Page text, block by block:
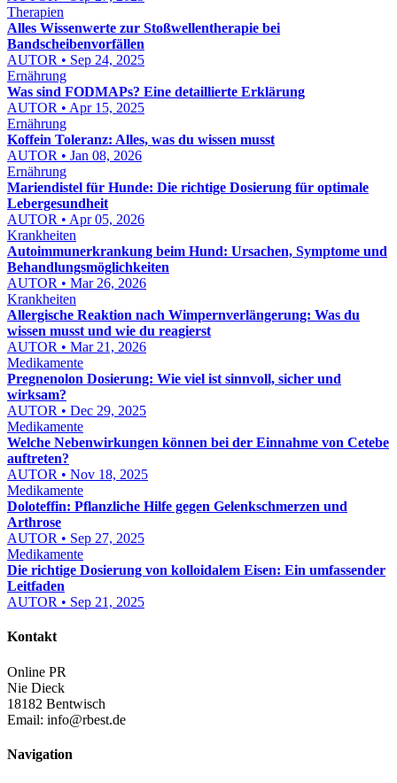
Therapien
Alles Wissenwerte zur Stoßwellentherapie bei
Bandscheibenvorfällen
AUTOR • Sep 24, 2025
Ernährung
Was sind FODMAPs? Eine detaillierte Erklärung
AUTOR • Apr 15, 2025
Ernährung
Koffein Toleranz: Alles, was du wissen musst
AUTOR • Jan 08, 2026
Ernährung
Mariendistel für Hunde: Die richtige Dosierung für optimale
Lebergesundheit
AUTOR • Apr 05, 2026
Krankheiten
Autoimmunerkrankung beim Hund: Ursachen, Symptome und
Behandlungsmöglichkeiten
AUTOR • Mar 26, 2026
Krankheiten
Allergische Reaktion nach Wimpernverlängerung: Was du
wissen musst und wie du reagierst
AUTOR • Mar 21, 2026
Medikamente
Pregnenolon Dosierung: Wie viel ist sinnvoll, sicher und
wirksam?
AUTOR • Dec 29, 2025
Medikamente
Welche Nebenwirkungen können bei der Einnahme von Cetebe
auftreten?
AUTOR • Nov 18, 2025
Medikamente
Doloteffin: Pflanzliche Hilfe gegen Gelenkschmerzen und
Arthrose
AUTOR • Sep 27, 2025
Medikamente
Die richtige Dosierung von kolloidalem Eisen: Ein umfassender
Leitfaden
AUTOR • Sep 21, 2025
Kontakt
Online PR
Nie Dieck
18182 Bentwisch
Email: info@rbest.de
Navigation